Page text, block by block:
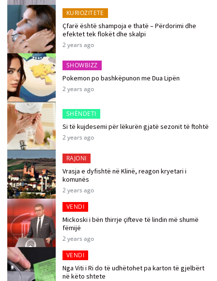
KURIOZITETE
Çfarë është shampoja e thatë – Përdorimi dhe
efektet tek flokët dhe skalpi
2 years ago
SHOWBIZZ
Pokemon po bashkëpunon me Dua Lipën
2 years ago
SHËNDETI
Si të kujdesemi për lëkurën gjatë sezonit të ftohtë
2 years ago
RAJONI
Vrasja e dyfishtë në Klinë, reagon kryetari i
komunës
2 years ago
VENDI
Mickoski i bën thirrje çifteve të lindin më shumë
fëmijë
2 years ago
VENDI
Nga Viti i Ri do të udhëtohet pa karton të gjelbërt
në këto shtete